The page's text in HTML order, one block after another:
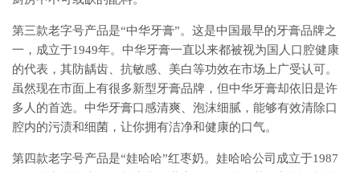
第三款老字号产品是“中华牙膏”。这是中国最早的牙膏品牌之
一，成立于1949年。中华牙膏一直以来都被视为国人口腔健康
的代表，其防龋齿、抗敏感、美白等功效在市场上广受认可。
虽然现在市面上有很多新型牙膏品牌，但中华牙膏却依旧是许
多人的首选。中华牙膏口感清爽、泡沫细腻，能够有效清除口
腔内的污渍和细菌，让你拥有洁净和健康的口气。
第四款老字号产品是“娃哈哈”红枣奶。娃哈哈公司成立于1987